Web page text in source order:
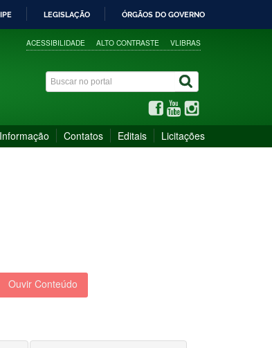
LEGISLAÇÃO ÓRGÃOS DO GOVERNO
ACESSIBILIDADE ALTO CONTRASTE VLIBRAS
Contatos Editais Licitações
Ouvir Conteúdo